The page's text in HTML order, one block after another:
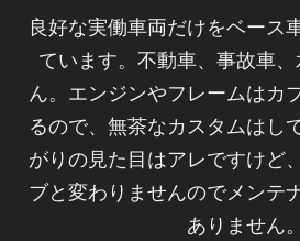
良好な実働車両だけをベース
ています。不動車、事故車
ん。エンジンやフレームはカ
るので、無茶なカスタムはし
がりの見た目はアレですけど
ブと変わりませんのでメンテ
ありません。